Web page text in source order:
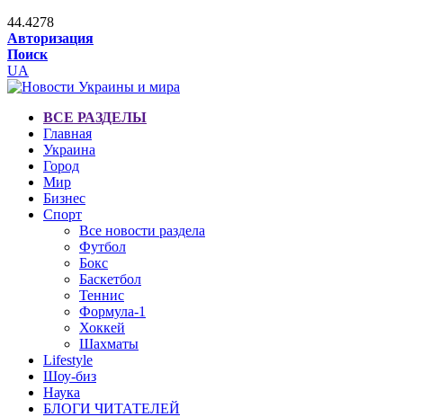
44.4278
Авторизация
Поиск
UA
ВСЕ РАЗДЕЛЫ
Главная
Украина
Город
Мир
Бизнес
Спорт
Все новости раздела
Футбол
Бокс
Баскетбол
Теннис
Формула-1
Хоккей
Шахматы
Lifestyle
Шоу-биз
Наука
БЛОГИ ЧИТАТЕЛЕЙ